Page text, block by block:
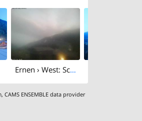
Ernen › West: Schinnerstrasse 96
,CAMS ENSEMBLE data provider